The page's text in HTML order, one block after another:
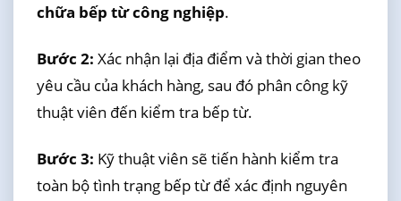
chữa bếp từ công nghiệp.
Bước 2: Xác nhận lại địa điểm và thời gian theo
yêu cầu của khách hàng, sau đó phân công kỹ
thuật viên đến kiểm tra bếp từ.
Bước 3: Kỹ thuật viên sẽ tiến hành kiểm tra
toàn bộ tình trạng bếp từ để xác định nguyên